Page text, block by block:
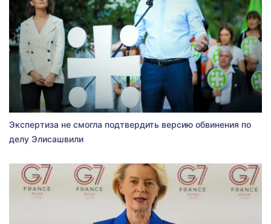
Экспертиза не смогла подтвердить версию обвинения по
делу Элисашвили